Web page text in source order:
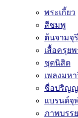
พระเกี้ยว
สีชมพู
ต้นจามจุรี
เสื้อครุย
ชุดนิสิต
เพลงมห
ชื่อปริญ
แบรนด์จุ
ภาพบรร